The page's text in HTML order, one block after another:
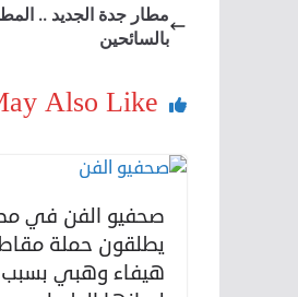
مطار جدة الجديد ..
بالسائحين
Also Like
صحفيو الفن في
يطلقون حملة
هيفاء وهبي بسبب